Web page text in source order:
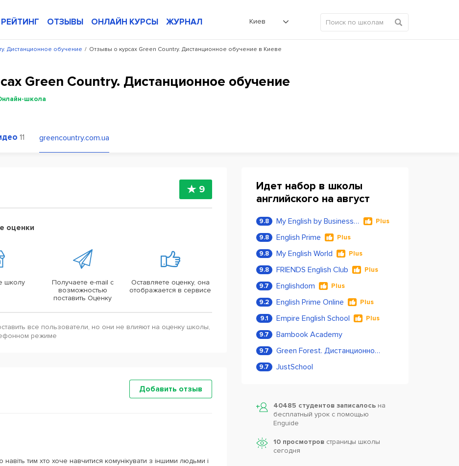
РЕЙТИНГ ОТЗЫВЫ ОНЛАЙН КУРСЫ ЖУРНАЛ Киев
/
Дистанционное обучение Отзывы о курсах Green Country. Дистанционное обучение в Киеве
Green Country. Дистанционное обучение
школа
11 greencountry.com.ua
9
оценки
школу
Получаете e-mail с
возможностью
поставить Оценку
Оставляете оценку, она
отображается в сервисе
все пользователи, но они не влияют на оценку школы,
режиме
Добавить отзыв
навіть тим хто хоче навчитися комунікувати з іншими людьми і
Идет набор в школы
английского на август
9.8 My English by Business Language Plus
9.8 English Prime Plus
9.8 My English World Plus
9.8 FRIENDS English Club Plus
9.7 Englishdom Plus
9.2 English Prime Online Plus
9.1 Empire English School Plus
9.7 Bambook Academy
9.7 Green Forest. Дистанционное обучение
9.7 JustSchool
40485 студентов записалось на
бесплатный урок с помощью
Enguide
10 просмотровстраницы школы
сегодня